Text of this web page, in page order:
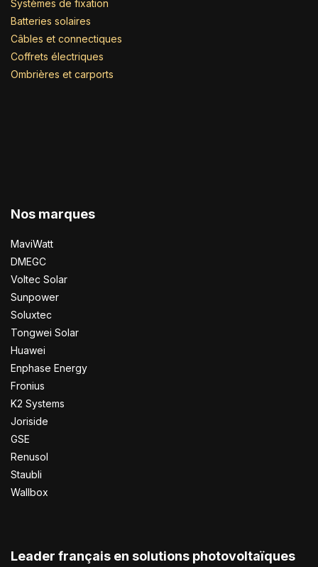
Systèmes de fixation
Batteries solaires
Câbles et connectiques
Coffrets électriques
Ombrières et carports
Nos marques
MaviWatt
DMEGC
Voltec Solar
Sunpower
Soluxtec
Tongwei Solar
Huawei
Enphase Energy
Fronius
K2 Systems
Joriside
GSE
Renusol
Staubli
Wallbox
Leader français en solutions photovoltaïques